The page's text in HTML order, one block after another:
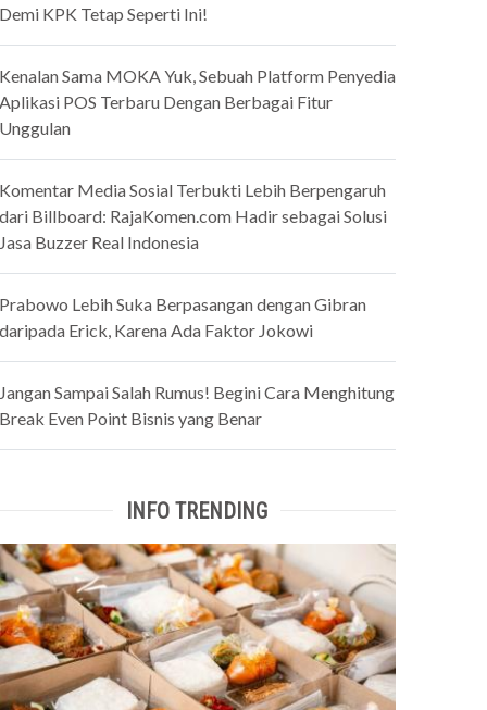
KPK Tetap Seperti Ini!
Sama MOKA Yuk, Sebuah Platform Penyedia
POS Terbaru Dengan Berbagai Fitur
Media Sosial Terbukti Lebih Berpengaruh
Billboard: RajaKomen.com Hadir sebagai Solusi
Buzzer Real Indonesia
Lebih Suka Berpasangan dengan Gibran
Erick, Karena Ada Faktor Jokowi
Sampai Salah Rumus! Begini Cara Menghitung
Even Point Bisnis yang Benar
INFO TRENDING